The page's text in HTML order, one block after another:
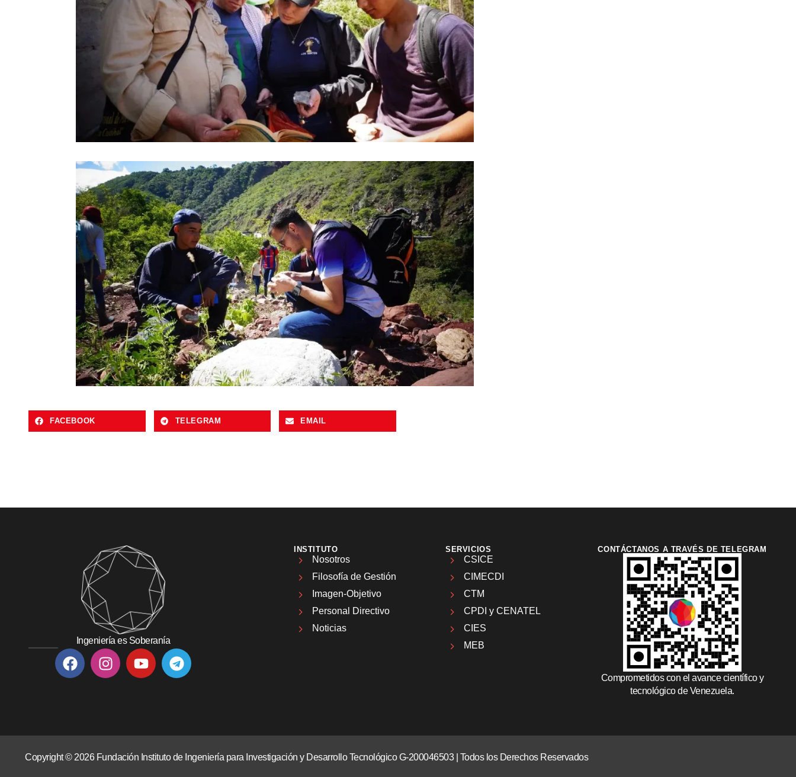
FACEBOOK TELEGRAM EMAIL
Ingeniería es Soberanía
INSTITUTO
Nosotros
Filosofía de Gestión
Imagen-Objetivo
Personal Directivo
Noticias
SERVICIOS
CSICE
CIMECDI
CTM
CPDI y CENATEL
CIES
MEB
CONTÁCTANOS A TRAVÉS DE TELEGRAM
Comprometidos con el avance científico y
tecnológico de Venezuela.
Copyright © 2026 Fundación Instituto de Ingeniería para Investigación y Desarrollo Tecnológico G-200046503 | Todos los Derechos Reservados